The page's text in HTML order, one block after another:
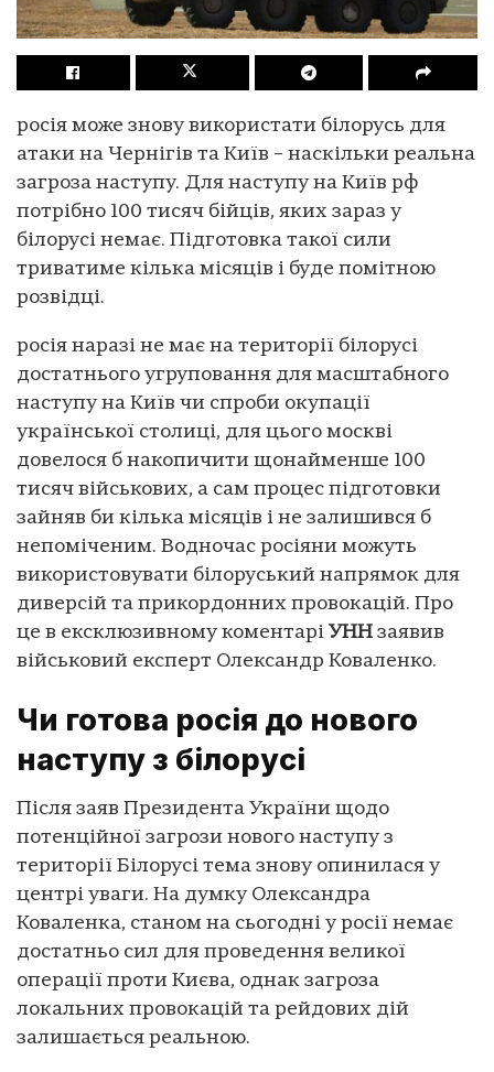
росія може знову використати білорусь для
атаки на Чернігів та Київ – наскільки реальна
загроза наступу. Для наступу на Київ рф
потрібно 100 тисяч бійців, яких зараз у
білорусі немає. Підготовка такої сили
триватиме кілька місяців і буде помітною
розвідці.
росія наразі не має на території білорусі
достатнього угруповання для масштабного
наступу на Київ чи спроби окупації
української столиці, для цього москві
довелося б накопичити щонайменше 100
тисяч військових, а сам процес підготовки
зайняв би кілька місяців і не залишився б
непоміченим. Водночас росіяни можуть
використовувати білоруський напрямок для
диверсій та прикордонних провокацій. Про
це в ексклюзивному коментарі УНН заявив
військовий експерт Олександр Коваленко.
Чи готова росія до нового
наступу з білорусі
Після заяв Президента України щодо
потенційної загрози нового наступу з
території Білорусі тема знову опинилася у
центрі уваги. На думку Олександра
Коваленка, станом на сьогодні у росії немає
достатньо сил для проведення великої
операції проти Києва, однак загроза
локальних провокацій та рейдових дій
залишається реальною.